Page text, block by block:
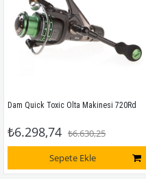
Dam Quick Toxic Olta Makinesi 720Rd
₺6.298,74 ₺6.630,25
Sepete Ekle